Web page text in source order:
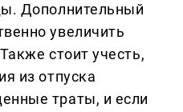
Дополнительный
увеличить
стоит учесть,
из отпуска
траты, и если